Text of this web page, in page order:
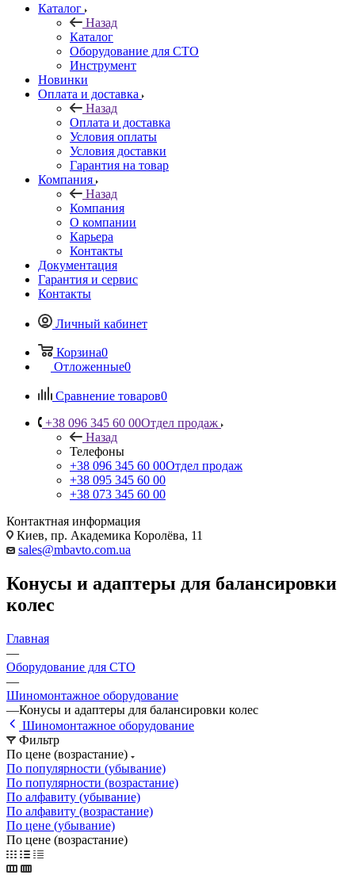
Каталог
Назад
Каталог
Оборудование для СТО
Инструмент
Новинки
Оплата и доставка
Назад
Оплата и доставка
Условия оплаты
Условия доставки
Гарантия на товар
Компания
Назад
Компания
О компании
Карьера
Контакты
Документация
Гарантия и сервис
Контакты
Личный кабинет
Корзина0
Отложенные0
Сравнение товаров0
+38 096 345 60 00Отдел продаж
Назад
Телефоны
+38 096 345 60 00Отдел продаж
+38 095 345 60 00
+38 073 345 60 00
Контактная информация
Киев, пр. Академика Королёва, 11
sales@mbavto.com.ua
Конусы и адаптеры для балансировки
колес
Главная
—
Оборудование для СТО
—
Шиномонтажное оборудование
—Конусы и адаптеры для балансировки колес
Шиномонтажное оборудование
Фильтр
По цене (возрастание)
По популярности (убывание)
По популярности (возрастание)
По алфавиту (убывание)
По алфавиту (возрастание)
По цене (убывание)
По цене (возрастание)